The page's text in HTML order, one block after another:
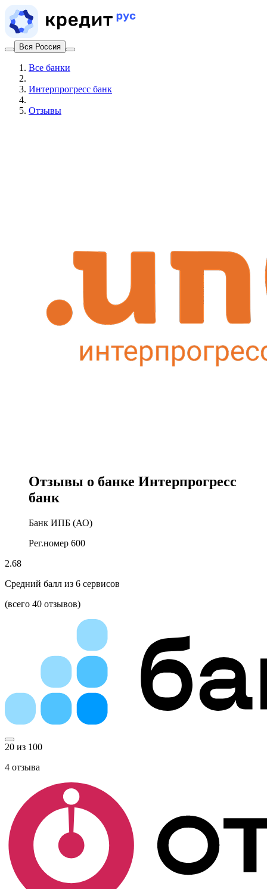
Вся Россия
Все банки
Интерпрогресс банк
Отзывы
Отзывы о банке Интерпрогресс
банк
Банк ИПБ (АО)
Рег.номер 600
2.68
Средний балл из 6 сервисов
(всего 40 отзывов)
20 из 100
4 отзыва